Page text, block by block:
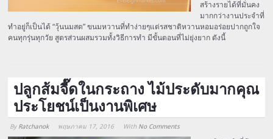
สร้างรายได้ที่มั่นคง
มากกว่างานประจำที่
ทำอยู่ก็เป็นได้ “วุ้นนมสด” ขนมหวานที่ทำง่ายๆแต่รสชาติหวานหอมอร่อยปากถูกใจ
คนทุกรุ่นทุกวัย สูตรส่วนผสมรวมทั้งวิธีการทำ มีขั้นตอนที่ไม่ยุ่งยาก ดังนี้
ปลูกส้มจี๊ดในกระถาง ไม้ประดับมากคุณ
ประโยชน์เป็นงานพิเศษ
By Ratchanok พฤษภาคม 17, 2016 With No Comments
Array